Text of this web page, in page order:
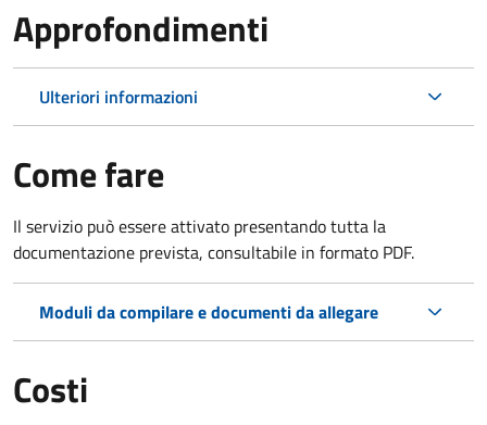
Approfondimenti
Ulteriori informazioni
Come fare
Il servizio può essere attivato presentando tutta la
documentazione prevista, consultabile in formato PDF.
Moduli da compilare e documenti da allegare
Costi